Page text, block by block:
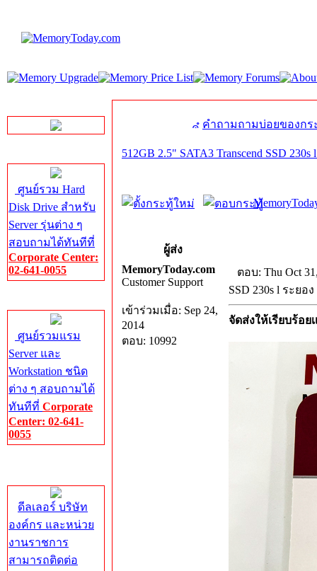
ศูนย์รวม Hard
Disk Drive สำหรับ
Server รุ่นต่าง ๆ
สอบถามได้ทันทีที่
Corporate Center:
02-641-0055
ศูนย์รวมแรม
Server และ
Workstation ชนิด
ต่าง ๆ สอบถามได้
ทันทีที่ Corporate
Center: 02-641-
0055
ดีลเลอร์ บริษัท
องค์กร และหน่วย
งานราชการ
สามารถติดต่อ
คำถามถามบ่อยของกร
512GB 2.5" SATA3 Transcend SSD 230s
ผู้ส่ง
MemoryToday.com
Customer Support
เข้าร่วมเมื่อ: Sep 24,
2014
ตอบ: 10992
ตอบ: Thu Oct
SSD 230s l ระยอง
จัดส่งให้เรียบร้อ